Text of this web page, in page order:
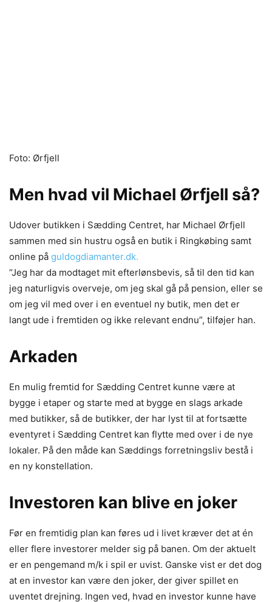
Foto: Ørfjell
Men hvad vil Michael Ørfjell så?
Udover butikken i Sædding Centret, har Michael Ørfjell
sammen med sin hustru også en butik i Ringkøbing samt
online på guldogdiamanter.dk.
“Jeg har da modtaget mit efterlønsbevis, så til den tid kan
jeg naturligvis overveje, om jeg skal gå på pension, eller se
om jeg vil med over i en eventuel ny butik, men det er
langt ude i fremtiden og ikke relevant endnu”, tilføjer han.
Arkaden
En mulig fremtid for Sædding Centret kunne være at
bygge i etaper og starte med at bygge en slags arkade
med butikker, så de butikker, der har lyst til at fortsætte
eventyret i Sædding Centret kan flytte med over i de nye
lokaler. På den måde kan Sæddings forretningsliv bestå i
en ny konstellation.
Investoren kan blive en joker
Før en fremtidig plan kan føres ud i livet kræver det at én
eller flere investorer melder sig på banen. Om der aktuelt
er en pengemand m/k i spil er uvist. Ganske vist er det dog
at en investor kan være den joker, der giver spillet en
uventet drejning. Ingen ved, hvad en investor kunne have